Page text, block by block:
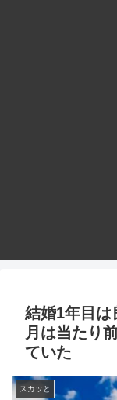
結婚1年目は
月は当たり
ていた
スカッと